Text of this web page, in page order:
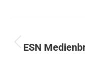
ESN